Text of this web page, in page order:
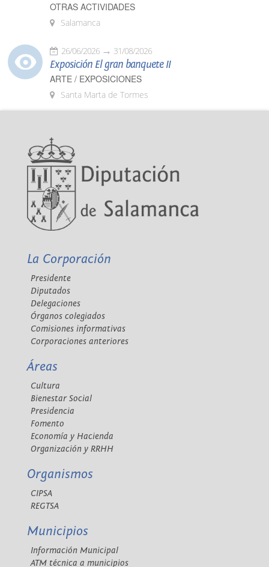
OTRAS ACTIVIDADES
Salamanca
26/06/2026 31/08/2026
Exposición El gran banquete II
ARTE / EXPOSICIONES
Santa Marta de Tormes
La Corporación
Presidente
Diputados
Delegaciones
Órganos colegiados
Comisiones informativas
Corporaciones anteriores
Áreas
Cultura
Bienestar Social
Presidencia
Fomento
Economía y Hacienda
Organización y RRHH
Organismos
CIPSA
REGTSA
Municipios
Información Municipal
ATM técnica a municipios